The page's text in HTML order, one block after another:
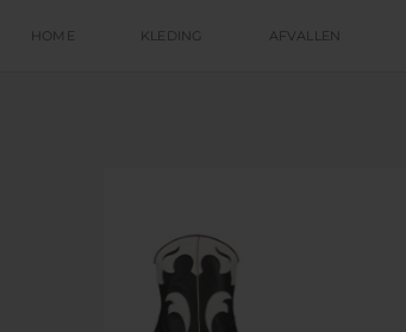
HOME KLEDING AFVALLEN